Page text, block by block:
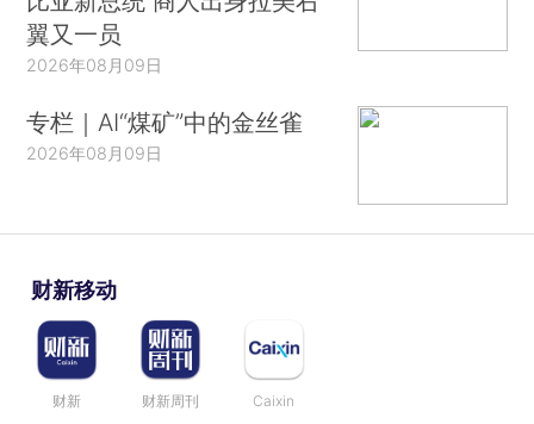
翼又一员
2026年08月09日
专栏｜AI“煤矿”中的金丝雀
2026年08月09日
财新移动
财新 财新周刊 Caixin